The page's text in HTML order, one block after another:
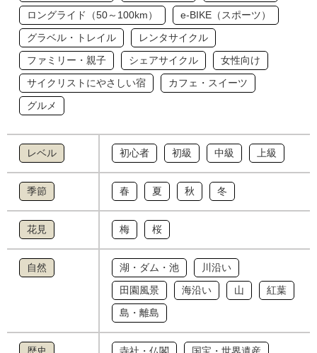
ロングライド（50～100km）
e-BIKE（スポーツ）
グラベル・トレイル
レンタサイクル
ファミリー・親子
シェアサイクル
女性向け
サイクリストにやさしい宿
カフェ・スイーツ
グルメ
レベル 初心者 初級 中級 上級
季節 春 夏 秋 冬
花見 梅 桜
自然 湖・ダム・池
川沿い
田園風景
海沿い 山
紅葉
島・離島
歴史 寺社・仏閣 国宝・世界遺産